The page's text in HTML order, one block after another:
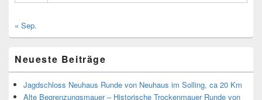
« Sep.
Neueste Beiträge
Jagdschloss Neuhaus Runde von Neuhaus im Solling, ca 20 Km
Alte Begrenzungsmauer – Historische Trockenmauer Runde von